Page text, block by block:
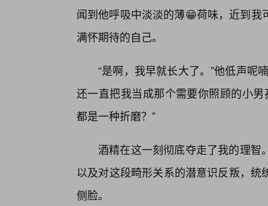
闻到他呼吸中淡淡的薄😁荷味，近到
满怀期待的自己。
“是啊，我早就长大了。”他低声呢
还一直把我当成那个需要你照顾的小
都是一种折磨？”
酒精在这一刻彻底夺走了我的理智
以及对这段畸形关系的潜意识反叛，
侧脸。